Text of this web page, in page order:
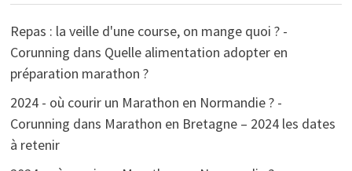
Repas : la veille d'une course, on mange quoi ? -
Corunning dans Quelle alimentation adopter en
préparation marathon ?
2024 - où courir un Marathon en Normandie ? -
Corunning dans Marathon en Bretagne – 2024 les dates
à retenir